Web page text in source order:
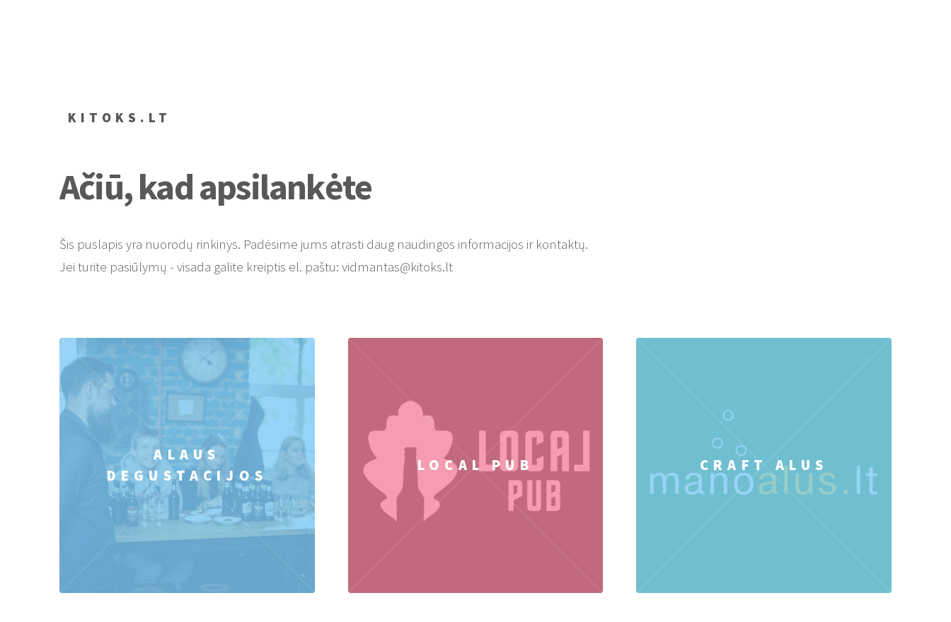
KITOKS.LT
Ačiū, kad apsilankėte
Šis puslapis yra nuorodų rinkinys. Padėsime jums atrasti daug naudingos informacijos ir kontaktų.
Jei turite pasiūlymų - visada galite kreiptis el. paštu: vidmantas@kitoks.lt
ALAUS
DEGUSTACIJOS
LOCAL PUB CRAFT ALUS